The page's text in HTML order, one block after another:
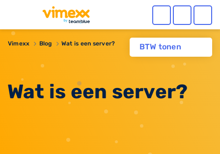
BTW tonen
Vimexx Blog Wat is een server?
Wat is een server?